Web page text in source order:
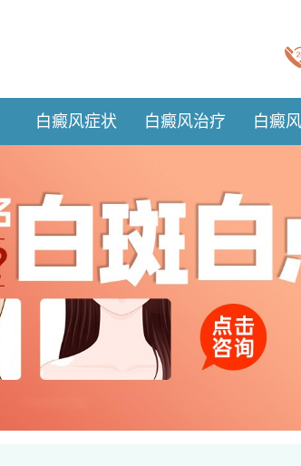
白癜风症状 白癜风治疗 白癜